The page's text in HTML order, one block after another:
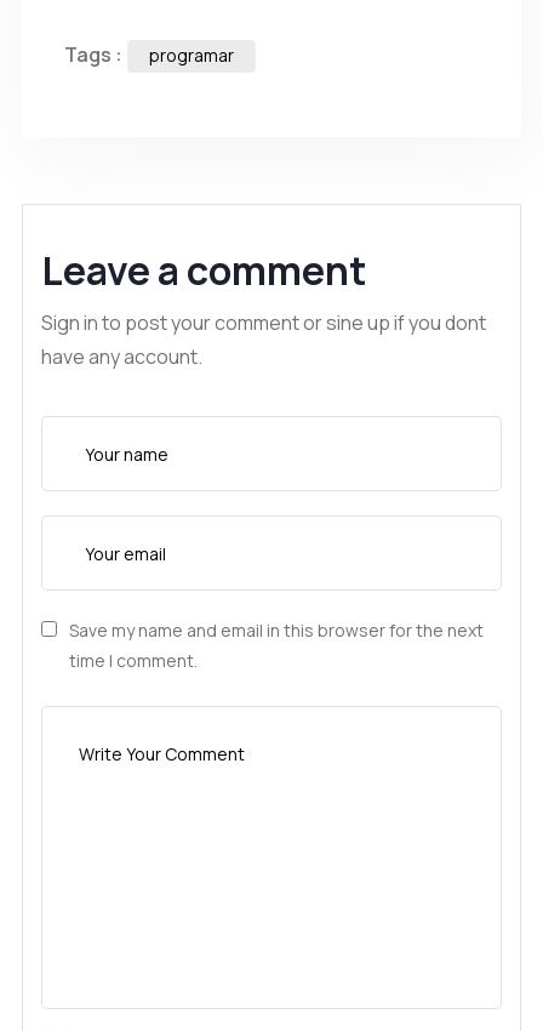
Tags : programar
Leave a comment
Sign in to post your comment or sine up if you dont
have any account.
Save my name and email in this browser for the next
time I comment.